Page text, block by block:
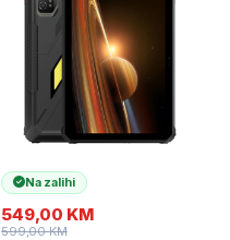
Na zalihi
549,00 KM
599,00KM